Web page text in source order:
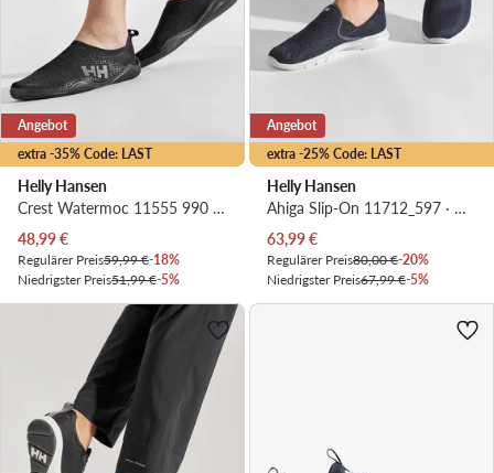
extra -35% Code: LAST
Angebot
Helly Hansen
Crest Watermoc 11555 990 · Wassersportschuhe
Aktueller Preis
48,99€
Regulärer Preis59,99 €-18%
Niedrigster Preis51,99 €-5%
extra -25% Code: LAST
Angebot
Helly Hansen
Ahiga Slip-On 11712_597 · Wassersportschuhe
Aktueller Preis
63,99€
Regulärer Preis80,00 €-20%
Niedrigster Preis67,99 €-5%